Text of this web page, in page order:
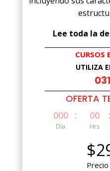
Lee toda la
CURSOS
UTILIZA
OFERTA
000
Día
: 00
Hrs
:
$
Precio